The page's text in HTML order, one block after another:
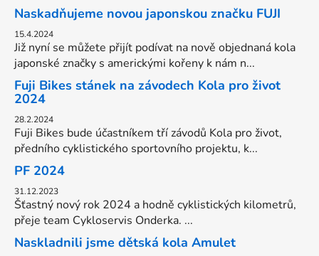
Naskadňujeme novou japonskou značku FUJI
15.4.2024
Již nyní se můžete přijít podívat na nově objednaná kola
japonské značky s americkými kořeny k nám n...
Fuji Bikes stánek na závodech Kola pro život
2024
28.2.2024
Fuji Bikes bude účastníkem tří závodů Kola pro život,
předního cyklistického sportovního projektu, k...
PF 2024
31.12.2023
Šťastný nový rok 2024 a hodně cyklistických kilometrů,
přeje team Cykloservis Onderka. ...
Naskladnili jsme dětská kola Amulet